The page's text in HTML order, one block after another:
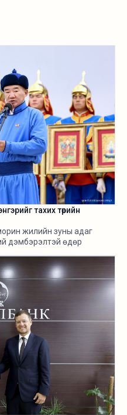
тахих төрийн
жилийн зуны адаг
дэмбэрэлтэй өдөр